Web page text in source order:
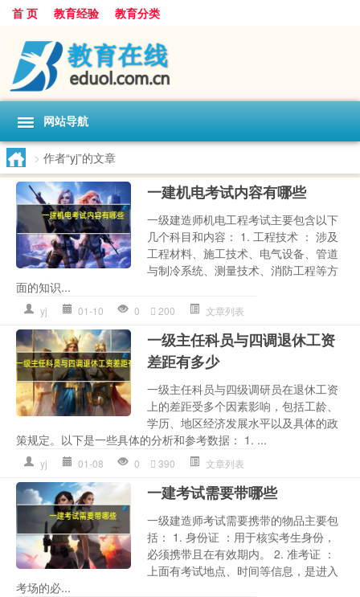
首 页 教育经验 教育分类
网站导航
> 作者“yj”的文章
一建机电考试内容有哪些
一级建造师机电工程考试主要包含以下
几个科目和内容： 1. 工程技术 ： 涉及
工程材料、施工技术、电气设备、管道
与制冷系统、测量技术、消防工程等方
面的知识...
yj 01-10 0 200 文章列表
一级主任科员与四调退休工资
差距有多少
一级主任科员与四级调研员在退休工资
上的差距受多个因素影响，包括工龄、
学历、地区经济发展水平以及具体的政
策规定。以下是一些具体的分析和参考数据： 1. ...
yj 01-08 0 390 文章列表
一建考试需要带哪些
一级建造师考试需要携带的物品主要包
括： 1. 身份证 ：用于核实考生身份，
必须携带且在有效期内。 2. 准考证 ：
上面有考试地点、时间等信息，是进入
考场的必...